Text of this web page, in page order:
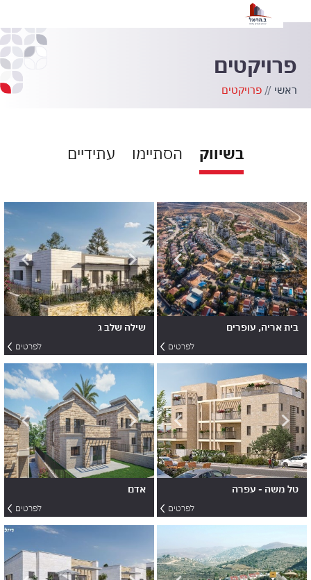
פרויקטים
ראשי // פרויקטים
בשיווק הסתיימו עתידיים
אריה, עופרים
לפרטים
שילה שלב ג
לפרטים
משה - עפרה
לפרטים
אדם
לפרטים
רעים